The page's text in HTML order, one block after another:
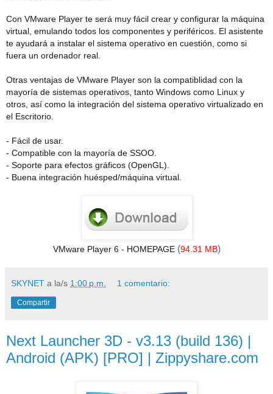
Con VMware Player te será muy fácil crear y configurar la máquina
virtual, emulando todos los componentes y periféricos. El asistente
te ayudará a instalar el sistema operativo en cuestión, como si
fuera un ordenador real.
Otras ventajas de VMware Player son la compatiblidad con la
mayoría de sistemas operativos, tanto Windows como Linux y
otros, así como la integración del sistema operativo virtualizado en
el Escritorio.
- Fácil de usar.
- Compatible con la mayoría de SSOO.
- Soporte para efectos gráficos (OpenGL).
- Buena integración huésped/máquina virtual.
VMware Player 6 - HOMEPAGE (94.31 MB)
SKYNET a la/s 1:00 p.m. 1 comentario:
Compartir
Next Launcher 3D - v3.13 (build 136) |
Android (APK) [PRO] | Zippyshare.com